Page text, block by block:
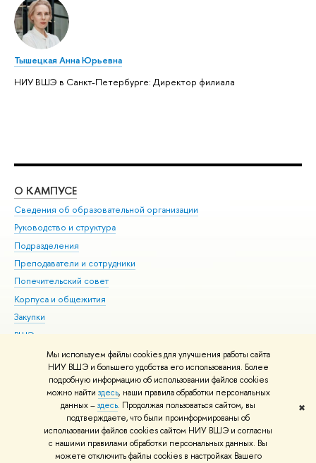
Мы используем файлы cookies для улучшения работы сайта
НИУ ВШЭ и большего удобства его использования. Более
подробную информацию об использовании файлов cookies
можно найти здесь, наши правила обработки персональных
данных –здесь. Продолжая пользоваться сайтом, вы
подтверждаете, что были проинформированы об
использовании файлов cookies сайтом НИУ ВШЭ и согласны
с нашими правилами обработки персональных данных. Вы
можете отключить файлы cookies в настройках Вашего
✖
Тышецкая Анна Юрьевна
НИУ ВШЭ в Санкт-Петербурге: Директор филиала
О КАМПУСЕ
Сведения об образовательной организации
Руководство и структура
Подразделения
Преподаватели и сотрудники
Попечительский совет
Корпуса и общежития
Закупки
ВШЭ для студентов с ограниченными возможностями
здоровья и инвалидностью
Версия для слабовидящих
Единая платежная страница
© НИУ ВШЭ 1993–2026 Адреса и контакты Условия использования
материалов Политика конфиденциальности Карта сайта
Шрифты HSE Sans и HSE Slab разработаны вШколе дизайна НИУ ВШЭ